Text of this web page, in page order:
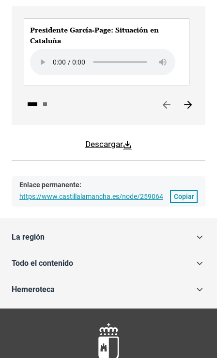
Descargar
Presidente García-Page: Situación en
Cataluña
Enlace permanente:
https://www.castillalamancha.es/node/259064
Copiar
La región
Todo el contenido
Hemeroteca